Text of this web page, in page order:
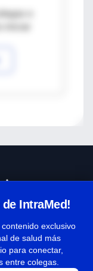
o
IntraMed!
exclusivo
de salud más
para conectar,
entre colegas.